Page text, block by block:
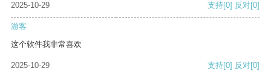
2025-10-29
支持[0] 反对[0]
游客
这个软件我非常喜欢
2025-10-29 支持[0] 反对[0]